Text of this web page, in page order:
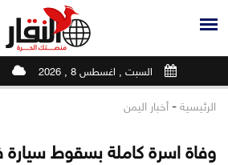
السبت , اغسطس 8 , 2026
الرئيسية - أخبار اليمن
وفاة اسرة كاملة بسقوط